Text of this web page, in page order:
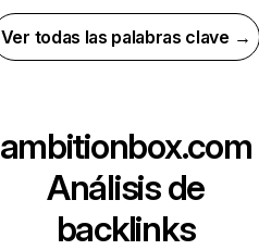
Ver todas las palabras clave →
ambitionbox.com
Análisis de
backlinks